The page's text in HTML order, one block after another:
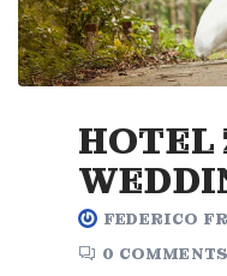
HOTEL
FEDERICO
0 COMMENTS